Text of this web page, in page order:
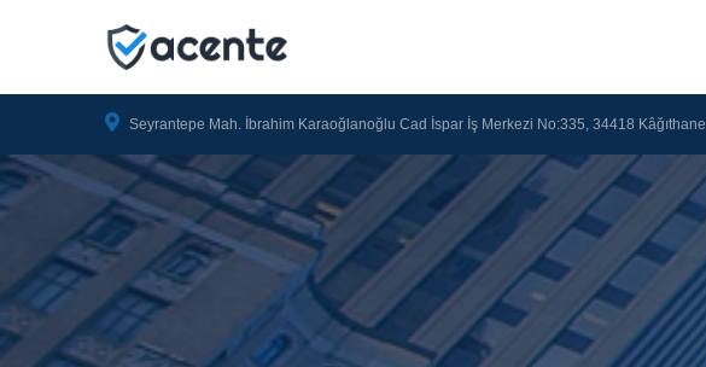
Seyrantepe Mah. İbrahim Karaoğlanoğlu Cad İspar İş Merkezi No:335, 34418